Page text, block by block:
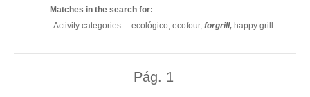
Matches in the search for:
Activity categories: ...ecológico, ecofour, forgrill, happy grill ...
Pág. 1